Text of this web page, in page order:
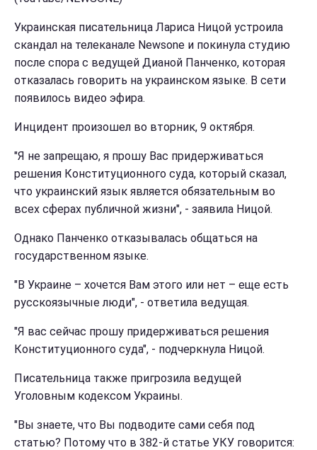
Украинская писательница Лариса Ницой устроила
скандал на телеканале Newsone и покинула студию
после спора с ведущей Дианой Панченко, которая
отказалась говорить на украинском языке. В сети
появилось видео эфира.
Инцидент произошел во вторник, 9 октября.
"Я не запрещаю, я прошу Вас придерживаться
решения Конституционного суда, который сказал,
что украинский язык является обязательным во
всех сферах публичной жизни", - заявила Ницой.
Однако Панченко отказывалась общаться на
государственном языке.
"В Украине – хочется Вам этого или нет – еще есть
русскоязычные люди", - ответила ведущая.
"Я вас сейчас прошу придерживаться решения
Конституционного суда", - подчеркнула Ницой.
Писательница также пригрозила ведущей
Уголовным кодексом Украины.
"Вы знаете, что Вы подводите сами себя под
статью? Потому что в 382-й статье УКУ говорится: